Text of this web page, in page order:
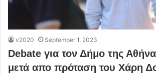
v2020 September 1, 2023
Debate για τον Δήμο της
μετά απο πρόταση του Χάρη